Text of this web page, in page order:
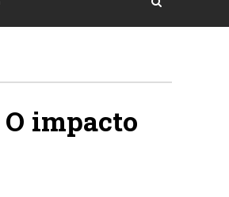
impacto